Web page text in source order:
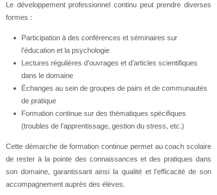
Le développement professionnel continu peut prendre diverses
formes :
Participation à des conférences et séminaires sur
l’éducation et la psychologie
Lectures régulières d’ouvrages et d’articles scientifiques
dans le domaine
Échanges au sein de groupes de pairs et de communautés
de pratique
Formation continue sur des thématiques spécifiques
(troubles de l’apprentissage, gestion du stress, etc.)
Cette démarche de formation continue permet au coach scolaire
de rester à la pointe des connaissances et des pratiques dans
son domaine, garantissant ainsi la qualité et l’efficacité de son
accompagnement auprès des élèves.